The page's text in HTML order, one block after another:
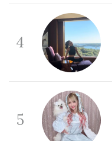
4
5